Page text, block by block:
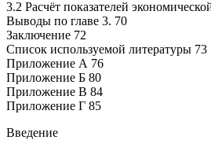
3.2 Расчёт показателей
Выводы по главе 3. 70
Заключение 72
Список используемой литературы 73
Приложение А 76
Приложение Б 80
Приложение В 84
Приложение Г 85
Введение